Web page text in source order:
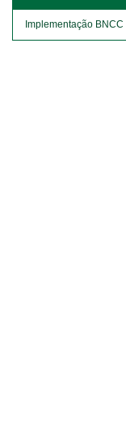
Implementação BNCC